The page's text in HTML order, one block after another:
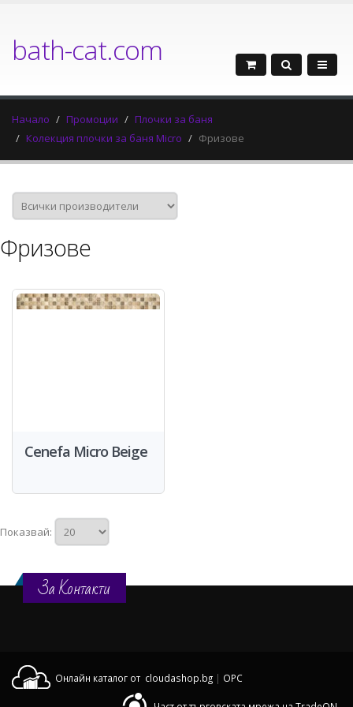
bath-cat.com
Начало Промоции
Плочки за баня
Колекция плочки за баня Micro
Фризове
Фризове
Cenefa Micro Beige
Показвай:
За Контакти
Онлайн каталог от cloudashop.bg | OPC